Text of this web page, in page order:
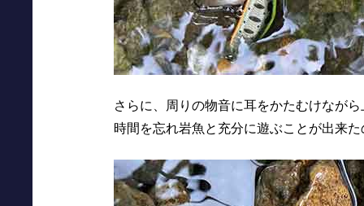
さらに、周りの物音に耳をかたむけなが
時間を忘れ岩魚と充分に遊ぶことが出来